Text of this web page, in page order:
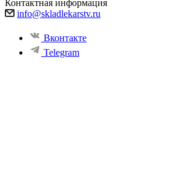
Контактная информация
info@skladlekarstv.ru
Вконтакте
Telegram